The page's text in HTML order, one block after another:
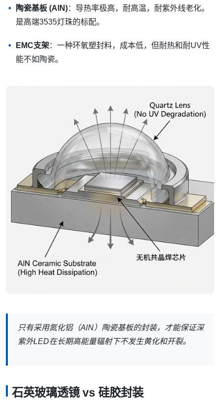
陶瓷基板 (AlN)：导热率极高，耐高温，耐紫外线老化。
是高端3535灯珠的标配。
EMC支架：一种环氧塑封料，成本低，但耐热和耐UV性
能不如陶瓷。
只有采用氮化铝（AlN）陶瓷基板的封装，才能保证深
紫外LED在长期高能量辐射下不发生黄化和开裂。
石英玻璃透镜 vs 硅胶封装